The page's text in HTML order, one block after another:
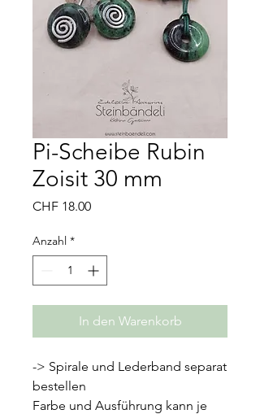
Pi-Scheibe Rubin
Zoisit 30 mm
CHF 18.00Preis
Anzahl *
In den Warenkorb
-> Spirale und Lederband separat
bestellen
Farbe und Ausführung kann je